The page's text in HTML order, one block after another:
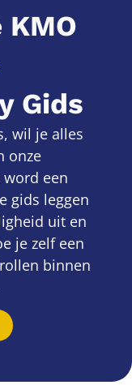
KMO
Gids
wil je alles
onze
een
gids leggen
uit en
je zelf een
binnen